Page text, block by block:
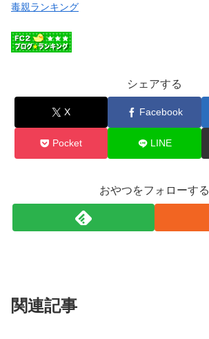
毒親ランキング
シェアする
X Facebook
Pocket LINE
おやつをフォローする
関連記事